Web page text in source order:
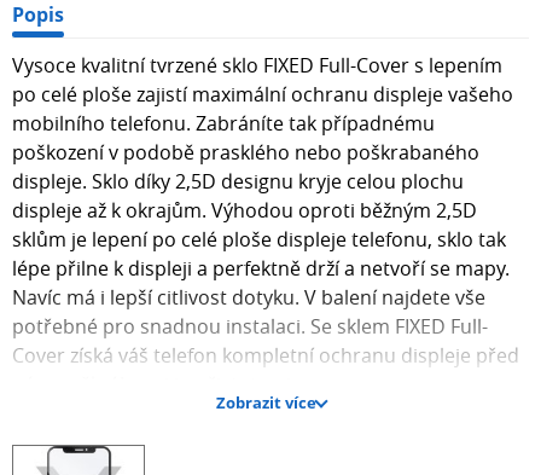
Popis
Vysoce kvalitní tvrzené sklo FIXED Full-Cover s lepením
po celé ploše zajistí maximální ochranu displeje vašeho
mobilního telefonu. Zabráníte tak případnému
poškození v podobě prasklého nebo poškrabaného
displeje. Sklo díky 2,5D designu kryje celou plochu
displeje až k okrajům. Výhodou oproti běžným 2,5D
sklům je lepení po celé ploše displeje telefonu, sklo tak
lépe přilne k displeji a perfektně drží a netvoří se mapy.
Navíc má i lepší citlivost dotyku. V balení najdete vše
potřebné pro snadnou instalaci. Se sklem FIXED Full-
Cover získá váš telefon kompletní ochranu displeje před
Vlastnosti:
Zobrazit více